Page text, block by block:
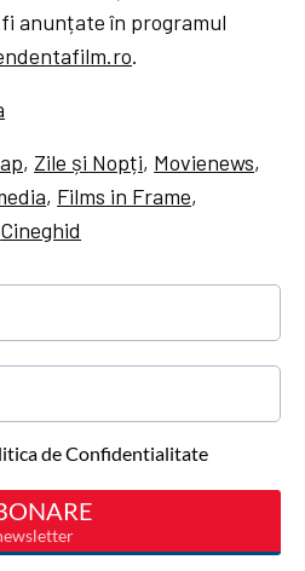
anunțate în programul
.
, Zile și Nopți, Movienews,
, Films in Frame,
Cineghid